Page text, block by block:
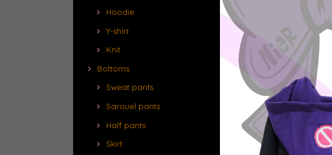
Hoodie
Y-shirt
Knit
Bottoms
Sweat pants
Sarouel pants
Half pants
Skirt